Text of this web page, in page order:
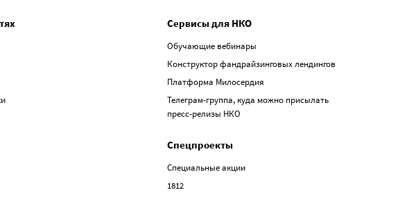
Сервисы для НКО
Обучающие вебинары
Конструктор фандрайзинговых лендингов
Платформа Милосердия
Телеграм-группа, куда можно присылать
пресс-релизы НКО
Спецпроекты
Специальные акции
1812